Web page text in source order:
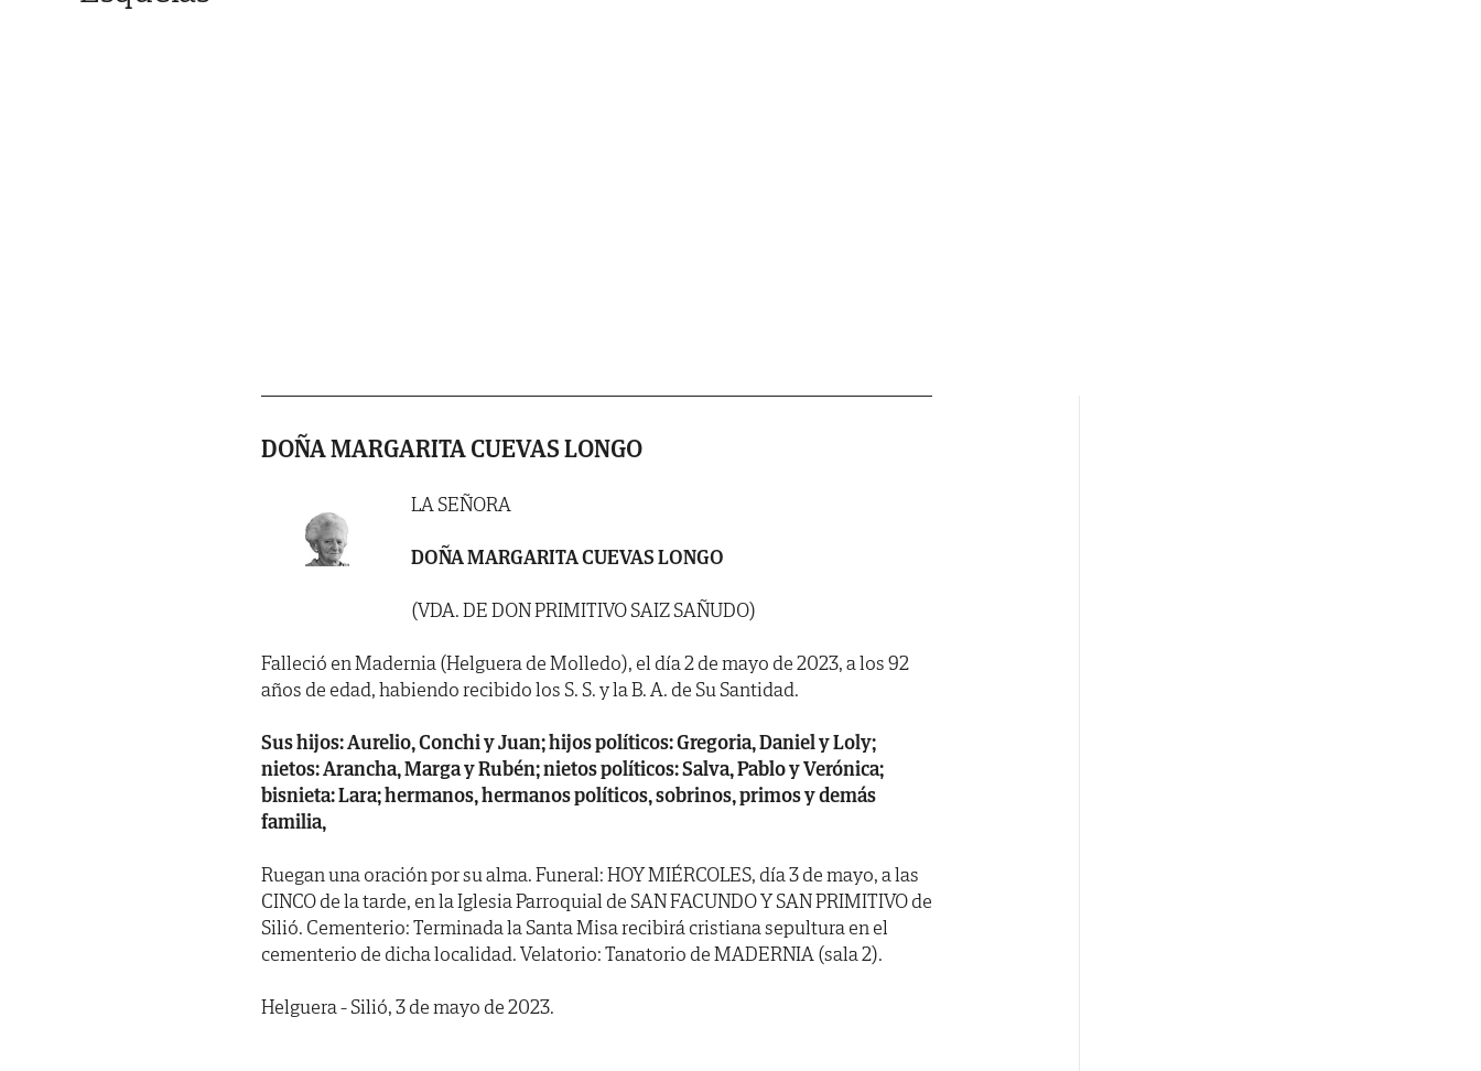
DOÑA MARGARITA CUEVAS LONGO
LA SEÑORA
DOÑA MARGARITA CUEVAS LONGO
(VDA. DE DON PRIMITIVO SAIZ SAÑUDO)
Falleció en Madernia (Helguera de Molledo), el día 2 de mayo de 2023, a los 92
años de edad, habiendo recibido los S. S. y la B. A. de Su Santidad.
Sus hijos: Aurelio, Conchi y Juan; hijos políticos: Gregoria, Daniel y Loly;
nietos: Arancha, Marga y Rubén; nietos políticos: Salva, Pablo y Verónica;
bisnieta: Lara; hermanos, hermanos políticos, sobrinos, primos y demás
familia,
Ruegan una oración por su alma. Funeral: HOY MIÉRCOLES, día 3 de mayo, a las
CINCO de la tarde, en la Iglesia Parroquial de SAN FACUNDO Y SAN PRIMITIVO de
Silió. Cementerio: Terminada la Santa Misa recibirá cristiana sepultura en el
cementerio de dicha localidad. Velatorio: Tanatorio de MADERNIA (sala 2).
Helguera - Silió, 3 de mayo de 2023.